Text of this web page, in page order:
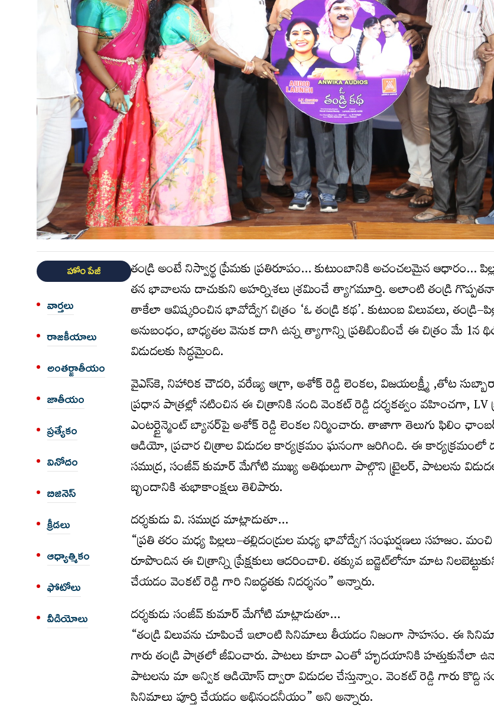
హోం పేజీ
వార్త‌లు
రాజకీయాలు
అంత‌ర్జాతీయం
జాతీయం
ప్రత్యేకం
వినోదం
బిజినెస్
క్రీడలు
ఆధ్యాత్మికం
ఫోటోలు
వీడియోలు
తండ్రి అంటే నిస్వార్థ ప్రేమకు ప్రతిరూపం… కుటుంబానికి అచంచలమైన ఆధారం…
తన భావాలను దాచుకుని అహర్నిశలు శ్రమించే త్యాగమూర్తి. అలాంటి తండ్రి
తాకేలా ఆవిష్కరించిన భావోద్వేగ చిత్రం ‘ఓ తండ్రి కథ’. కుటుంబ విలువలు,
అనుబంధం, బాధ్యతల వెనుక దాగి ఉన్న త్యాగాన్ని ప్రతిబింబించే ఈ చిత్రం మే 1న
విడుదలకు సిద్ధమైంది.
వైఎస్‌కె, నిహారిక చౌదరి, వరేణ్య ఆగ్రా, అశోక్ రెడ్డి లెంకల, విజయలక్ష్మీ ,తోట
ప్రధాన పాత్రల్లో నటించిన ఈ చిత్రానికి నంది వెంకట్ రెడ్డి దర్శకత్వం వహించగా, LV
ఎంటర్టైన్మెంట్ బ్యానర్‌పై అశోక్ రెడ్డి లెంకల నిర్మించారు. తాజాగా తెలుగు ఫిలిం
ఆడియో, ప్రచార చిత్రాల విడుదల కార్యక్రమం ఘనంగా జరిగింది. ఈ కార్యక్రమంలో
సముద్ర, సంజీవ్ కుమార్ మేగోటి ముఖ్య అతిథులుగా పాల్గొని ట్రైలర్, పాటలను
బృందానికి శుభాకాంక్షలు తెలిపారు.
దర్శకుడు వి. సముద్ర మాట్లాడుతూ…
“ప్రతి తరం మధ్య పిల్లలు–తల్లిదండ్రుల మధ్య భావోద్వేగ సంఘర్షణలు సహజం.
రూపొందిన ఈ చిత్రాన్ని ప్రేక్షకులు ఆదరించాలి. తక్కువ బడ్జెట్‌లోనూ మాట
చేయడం వెంకట్ రెడ్డి గారి నిబద్ధతకు నిదర్శనం” అన్నారు.
దర్శకుడు సంజీవ్ కుమార్ మేగోటి మాట్లాడుతూ…
“తండ్రి విలువను చూపించే ఇలాంటి సినిమాలు తీయడం నిజంగా సాహసం. ఈ
గారు తండ్రి పాత్రలో జీవించారు. పాటలు కూడా ఎంతో హృదయానికి
పాటలను మా అన్విక ఆడియోస్ ద్వారా విడుదల చేస్తున్నాం. వెంకట్ రెడ్డి గారు కొద్ది
సినిమాలు పూర్తి చేయడం అభినందనీయం” అని అన్నారు.